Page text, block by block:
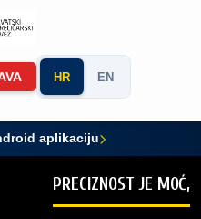
HR EN
aplikaciju
PRECIZNOST JE MOĆ,